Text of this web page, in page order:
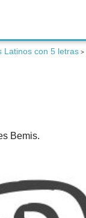
Latinos con 5 letras >
Bemis.